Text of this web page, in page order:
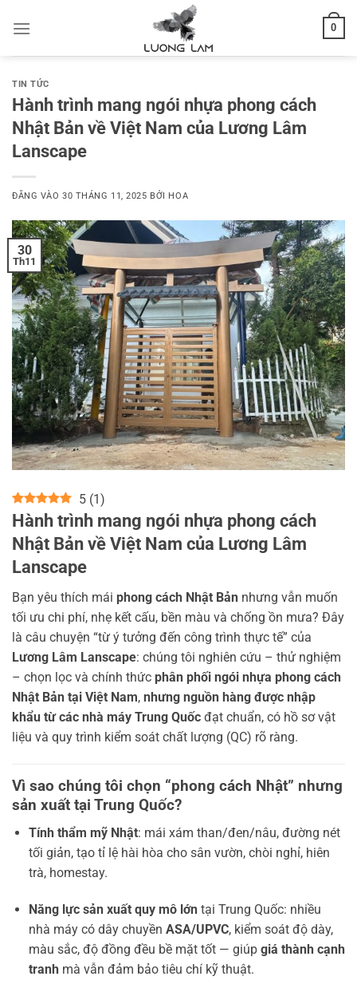
qua
0
TIN TỨC
Hành trình mang ngói nhựa phong cách
Nhật Bản về Việt Nam của Lương Lâm
Lanscape
ĐĂNG VÀO30 THÁNG 11, 2025 BỞI HOA
30
Th11
5 (1 )
Hành trình mang ngói nhựa phong cách
Nhật Bản về Việt Nam của Lương Lâm
Lanscape
Bạn yêu thích mái phong cách Nhật Bản nhưng vẫn muốn
tối ưu chi phí, nhẹ kết cấu, bền màu và chống ồn mưa? Đây
là câu chuyện “từ ý tưởng đến công trình thực tế” của
Lương Lâm Lanscape: chúng tôi nghiên cứu – thử nghiệm
– chọn lọc và chính thức phân phối ngói nhựa phong cách
Nhật Bản tại Việt Nam, nhưng nguồn hàng được nhập
khẩu từ các nhà máy Trung Quốc đạt chuẩn, có hồ sơ vật
liệu và quy trình kiểm soát chất lượng (QC) rõ ràng.
Vì sao chúng tôi chọn “phong cách Nhật” nhưng
sản xuất tại Trung Quốc?
Tính thẩm mỹ Nhật: mái xám than/đen/nâu, đường nét
tối giản, tạo tỉ lệ hài hòa cho sân vườn, chòi nghỉ, hiên
trà, homestay.
Năng lực sản xuất quy mô lớntại Trung Quốc: nhiều
nhà máy có dây chuyền ASA/UPVC, kiểm soát độ dày,
màu sắc, độ đồng đều bề mặt tốt — giúp giá thành cạnh
tranhmà vẫn đảm bảo tiêu chí kỹ thuật.